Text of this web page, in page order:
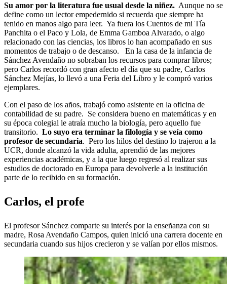
Su amor por la literatura fue usual desde la niñez. Aunque no se
define como un lector empedernido si recuerda que siempre ha
tenido en manos algo para leer. Ya fuera los Cuentos de mi Tía
Panchita o el Paco y Lola, de Emma Gamboa Alvarado, o algo
relacionado con las ciencias, los libros lo han acompañado en sus
momentos de trabajo o de descanso. En la casa de la infancia de
Sánchez Avendaño no sobraban los recursos para comprar libros;
pero Carlos recordó con gran afecto el día que su padre, Carlos
Sánchez Mejías, lo llevó a una Feria del Libro y le compró varios
ejemplares.
Con el paso de los años, trabajó como asistente en la oficina de
contabilidad de su padre. Se considera bueno en matemáticas y en
su época colegial le atraía mucho la biología, pero aquello fue
transitorio. Lo suyo era terminar la filología y se veía como
profesor de secundaria. Pero los hilos del destino lo trajeron a la
UCR, donde alcanzó la vida adulta, aprendió de las mejores
experiencias académicas, y a la que luego regresó al realizar sus
estudios de doctorado en Europa para devolverle a la institución
parte de lo recibido en su formación.
Carlos, el profe
El profesor Sánchez comparte su interés por la enseñanza con su
madre, Rosa Avendaño Campos, quien inició una carrera docente en
secundaria cuando sus hijos crecieron y se valían por ellos mismos.